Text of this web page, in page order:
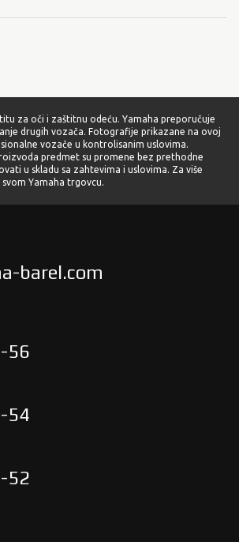
za oči i zaštitnu odeću. Yamaha preporučuje
drugih vozača. Fotografije prikazane na ovoj
vozače u kontrolisanim uslovima.
predmet su promene bez prethodne
u skladu sa zahtevima i uslovima. Za više
Yamaha trgovcu.
barel.com
56
54
52